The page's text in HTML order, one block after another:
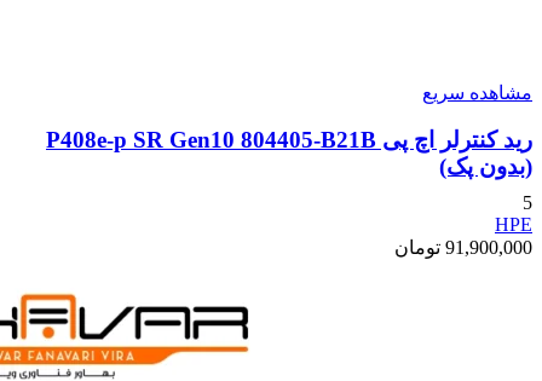
مشاهده سریع
رید کنترلر اچ پی P408e-p SR Gen10 804405-B21B
(بدون پک)
5
HPE
91,900,000 تومان